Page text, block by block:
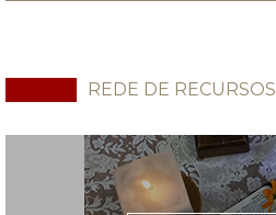
REDE DE RECURSOS